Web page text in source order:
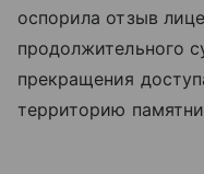
оспорила отзыв
продолжительного
прекращения
территорию